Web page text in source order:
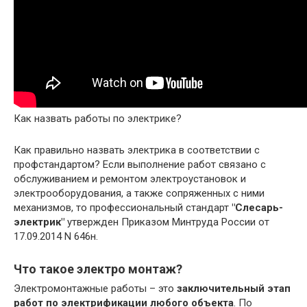
Как назвать работы по электрике?
Как правильно назвать электрика в соответствии с
профстандартом? Если выполнение работ связано с
обслуживанием и ремонтом электроустановок и
электрооборудования, а также сопряженных с ними
механизмов, то профессиональный стандарт "Слесарь-
электрик" утвержден Приказом Минтруда России от
17.09.2014 N 646н.
Что такое электро монтаж?
Электромонтажные работы – это заключительный этап
работ по электрификации любого объекта . По